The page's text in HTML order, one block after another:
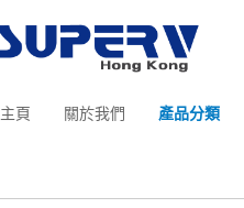
主頁 關於我們 產品分類